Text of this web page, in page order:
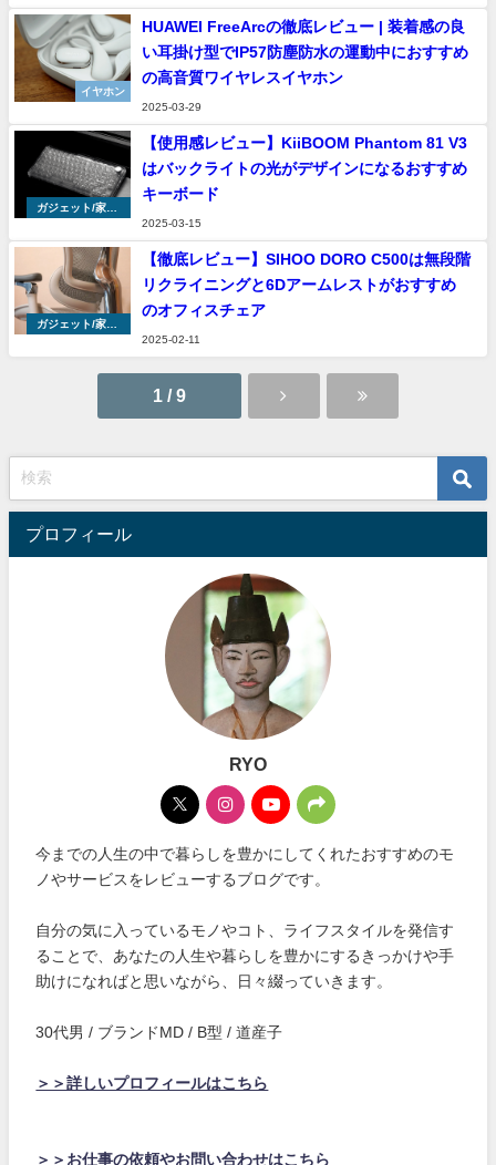
イヤホン
HUAWEI FreeArcの徹底レビュー | 装着感の良
い耳掛け型でIP57防塵防水の運動中におすすめ
の高音質ワイヤレスイヤホン
2025-03-29
ガジェット/家具/
【使用感レビュー】KiiBOOM Phantom 81 V3
はバックライトの光がデザインになるおすすめ
キーボード
2025-03-15
ガジェット/家具/
【徹底レビュー】SIHOO DORO C500は無段階
リクライニングと6Dアームレストがおすすめ
のオフィスチェア
2025-02-11
1 / 9
プロフィール
RYO
今までの人生の中で暮らしを豊かにしてくれたおすすめのモ
ノやサービスをレビューするブログです。
自分の気に入っているモノやコト、ライフスタイルを発信す
ることで、あなたの人生や暮らしを豊かにするきっかけや手
助けになればと思いながら、日々綴っていきます。
30代男 / ブランドMD / B型 / 道産子
＞＞詳しいプロフィールはこちら
＞＞お仕事の依頼やお問い合わせはこちら